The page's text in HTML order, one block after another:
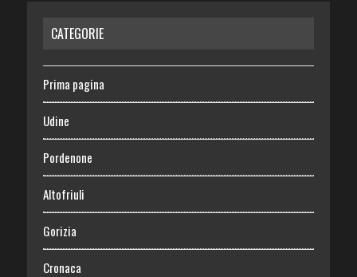
CATEGORIE
Prima pagina
Udine
Pordenone
Altofriuli
Gorizia
Cronaca